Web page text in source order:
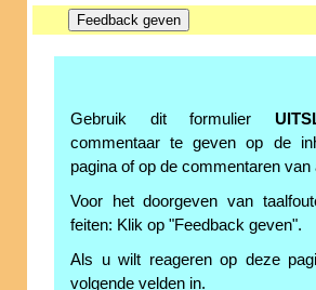
Gebruik dit formulier
commentaar te geven op de
pagina of op de commentaren van
Voor het doorgeven van
feiten: Klik op "Feedback geven".
Als u wilt reageren op deze
volgende velden in.